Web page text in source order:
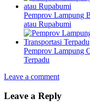
Pemprov Lampung
atau Rupabumi
Pemprov Lampung
Terpadu
Leave a comment
Leave a Reply